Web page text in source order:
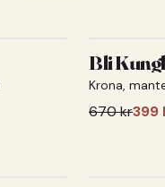
Bli
Krona,
670kr399